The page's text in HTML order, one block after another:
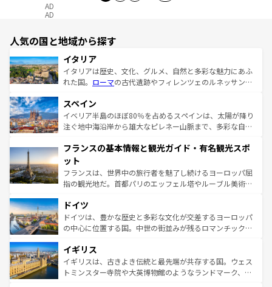
AD
AD
人気の国と地域から探す
イタリア
イタリアは歴史、文化、グルメ、自然と多彩な魅力にあふ
れた国。 ローマの古代遺跡やフィレンツェのルネッサンス
ろん、トスカーナの美しい田園風景やアマルフィ海岸の絶
景など、自然景観も見逃せない。観光の合間には、本場の
ピザやパスタなど、絶品のイタリア料理を堪能することも
ませてくれるイタリアで、忘れられない旅をしてみよう！
なお、新着のイタリア情報は
しい。
スペイン
イベリア半島のほぼ80％を占めるスペインは、太陽が降り
注ぐ地中海沿岸から雄大なピレネー山脈まで、多彩な自然
文化が根付くこの国では、情熱的なフラメンコ、熱気あふ
れる闘牛、そして美味しいタパスが生活の一部となってい
る。首都マドリードの洗練された雰囲気や、バルセロナの
アートに溢れた街角から、地方では古代ローマ遺跡や中世
せる。地方によって風土や気候が異なるスペインはその個
性で訪れる人を魅了する。 なお、新着のスペイン情報は コ
ンテンツ一覧を参照してほしい。
フランスの基本情報と観光ガイド・有名観光スポ
ット
フランスは、世界中の旅行者を魅了し続けるヨーロッパ屈
指の観光地だ。首都パリのエッフェル塔やルーブル美術館
で、幅広い魅力が詰まっている。華麗な宮殿、歴史的な大
聖堂、美しいビーチ、そして豊かな自然が、訪れる者を心
から魅了する。また、フランスは美食の国としても知ら
いる。シャンパンの発祥地であるランス、プロヴァンスの
香り高いラベンダー畑など、多彩な楽しみ方が可能だ。さ
らに、パリ以外の地域にも魅力が溢れており、どの街角に
ドイツ
ドイツは、豊かな歴史と多彩な文化が交差するヨーロッパ
の中心に位置する国。中世の街並みが残るロマンチック街
顔を持つこの国は、どこを歩いても飽きることがない。ベ
ルリンの文化的活気、バイエルン州のアルプスの絶景、そ
してライン川沿いのワイン畑といった風景は必見。ビール
イギリス
イギリスは、古きよき伝統と最先端が共存する国。ウェス
トミンスター寺院や大英博物館のようなランドマーク、歴